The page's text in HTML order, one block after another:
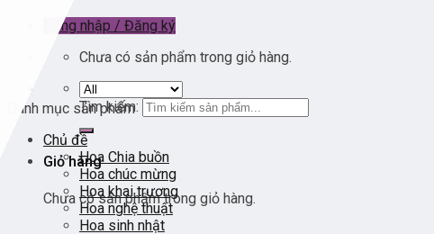
Đăng nhập / Đăng ký
Chưa có sản phẩm trong giỏ hàng.
Tìm kiếm:
Giỏ hàng
Chưa có sản phẩm trong giỏ hàng.
Danh mục sản phẩm
Chủ đề
Hoa Chia buồn
Hoa chúc mừng
Hoa khai trương
Hoa nghệ thuật
Hoa sinh nhật